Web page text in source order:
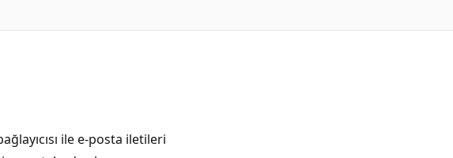
ile e-posta iletileri